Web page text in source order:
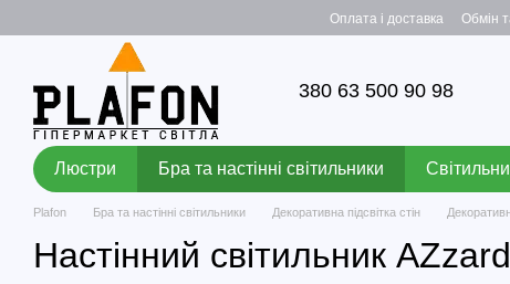
Оплата і доставка Обмін
380 63 500 90 98
Люстри Бра та настінні світильники
Plafon Бра та настінні світильники Декоративна підсвітка стін
Настінний світильник